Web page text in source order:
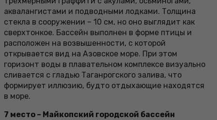
аквалангистами и подводными лодками. Толщина
стекла в сооружении – 10 см, но оно выглядит как
сверхтонкое. Бассейн выполнен в форме птицы и
расположен на возвышенности, с которой
открывается вид на Азовское море. При этом
горизонт воды в плавательном комплексе визуально
сливается с гладью Таганрогского залива, что
формирует иллюзию, будто отдыхающие находятся
в море.
7 место – Майкопский городской бассейн